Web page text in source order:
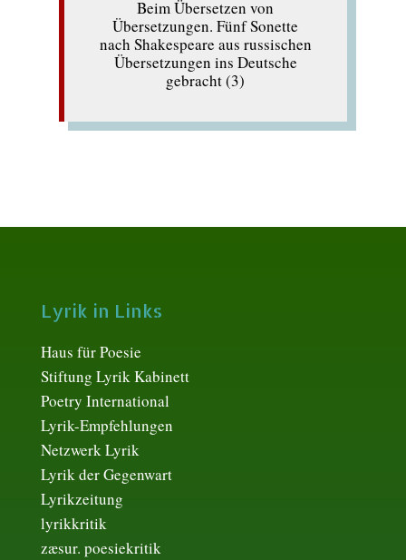
Beim Übersetzen von
Übersetzungen. Fünf Sonette
nach Shakespeare aus russischen
Übersetzungen ins Deutsche
gebracht (3)
Lyrik in Links
Haus für Poesie
Stiftung Lyrik Kabinett
Poetry International
Lyrik-Empfehlungen
Netzwerk Lyrik
Lyrik der Gegenwart
Lyrikzeitung
lyrikkritik
zæsur. poesiekritik